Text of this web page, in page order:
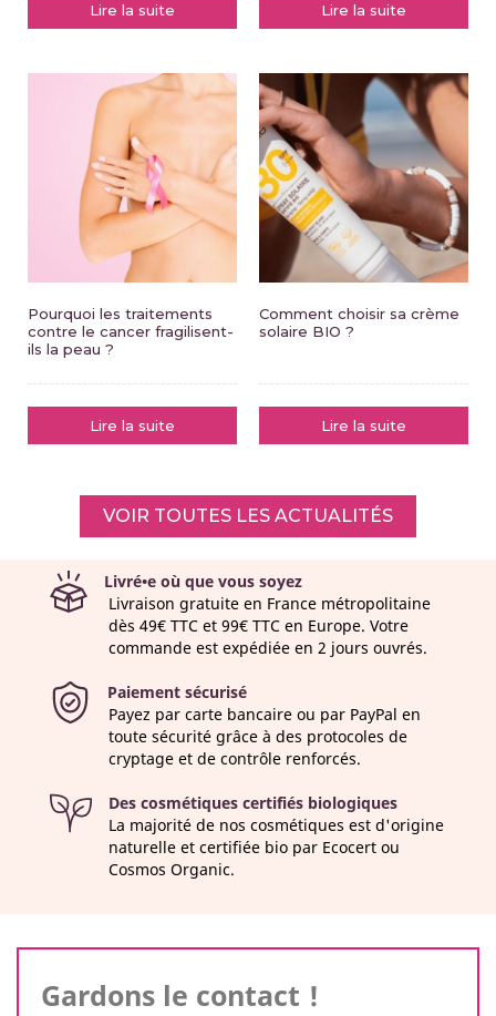
Lire la suite Lire la suite
Pourquoi les traitements
contre le cancer fragilisent-
ils la peau ?
Lire la suite
Comment choisir sa crème
solaire BIO ?
Lire la suite
VOIR TOUTES LES ACTUALITÉS
Livré•e où que vous soyez
Livraison gratuite en France métropolitaine
dès 49€ TTC et 99€ TTC en Europe. Votre
commande est expédiée en 2 jours ouvrés.
Paiement sécurisé
Payez par carte bancaire ou par PayPal en
toute sécurité grâce à des protocoles de
cryptage et de contrôle renforcés.
Des cosmétiques certifiés biologiques
La majorité de nos cosmétiques est d'origine
naturelle et certifiée bio par Ecocert ou
Cosmos Organic.
Gardons le contact !